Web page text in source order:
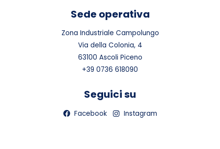
Sede operativa
Zona Industriale Campolungo
Via della Colonia, 4
63100 Ascoli Piceno
+39 0736 618090
Seguici su
Facebook Instagram